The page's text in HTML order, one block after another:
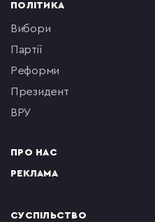
ПОЛІТИКА
вибори
партії
реформи
президент
ВРУ
ПРО НАС
РЕКЛАМА
СУСПІЛЬСТВО